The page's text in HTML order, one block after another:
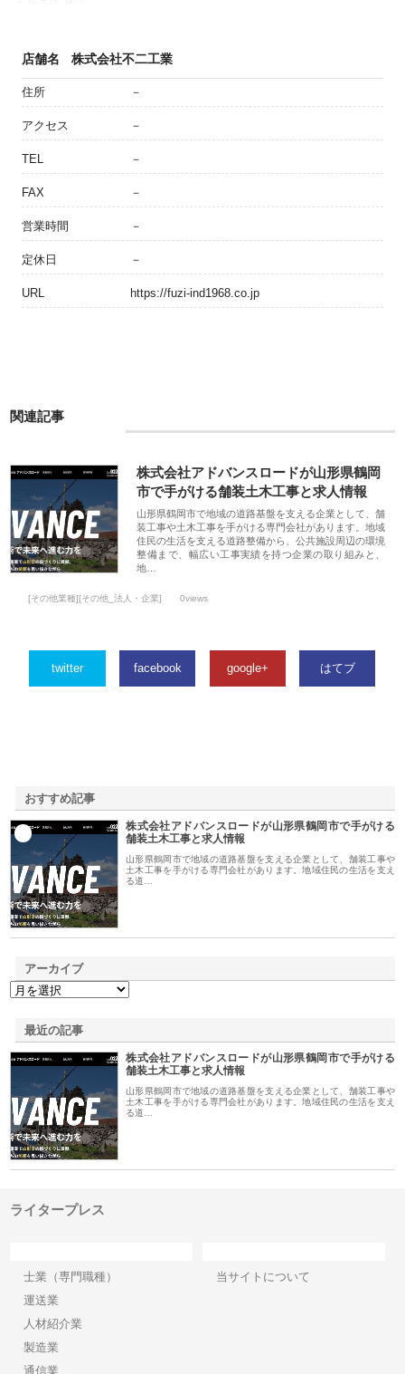
店舗名 株式会社不二工業
住所 －
アクセス －
TEL －
FAX －
営業時間 －
定休日 －
URL https://fuzi-ind1968.co.jp
関連記事
株式会社アドバンスロードが山形県鶴岡
市で手がける舗装土木工事と求人情報
山形県鶴岡市で地域の道路基盤を支える企業として、舗
装工事や土木工事を手がける専門会社があります。地域
住民の生活を支える道路整備から、公共施設周辺の環境
整備まで、幅広い工事実績を持つ企業の取り組みと、
地…
[その他業種][その他_法人・企業] 0views
twitter facebook google+ はてブ
おすすめ記事
株式会社アドバンスロードが山形県鶴岡市で手がける
舗装土木工事と求人情報
山形県鶴岡市で地域の道路基盤を支える企業として、舗装工事や
土木工事を手がける専門会社があります。地域住民の生活を支え
る道…
アーカイブ
最近の記事
株式会社アドバンスロードが山形県鶴岡市で手がける
舗装土木工事と求人情報
山形県鶴岡市で地域の道路基盤を支える企業として、舗装工事や
土木工事を手がける専門会社があります。地域住民の生活を支え
る道…
ライタープレス
士業（専門職種）
運送業
人材紹介業
製造業
通信業
当サイトについて